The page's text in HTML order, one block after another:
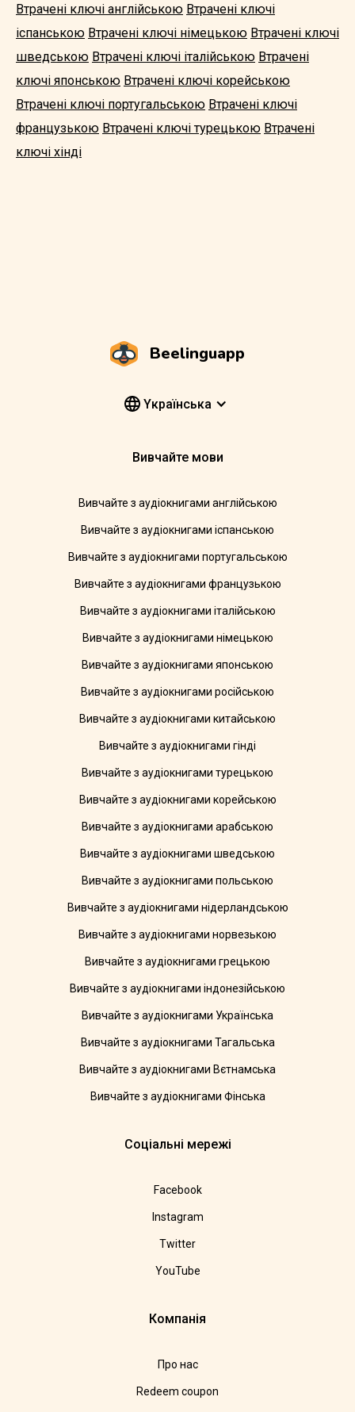
Втрачені ключі англійською Втрачені ключі
іспанською Втрачені ключі німецькою Втрачені ключі
шведською Втрачені ключі італійською Втрачені
ключі японською Втрачені ключі корейською
Втрачені ключі португальською Втрачені ключі
французькою Втрачені ключі турецькою Втрачені
ключі хінді
Beelinguapp
Yкраїнська
Вивчайте мови
Вивчайте з аудіокнигами англійською
Вивчайте з аудіокнигами іспанською
Вивчайте з аудіокнигами португальською
Вивчайте з аудіокнигами французькою
Вивчайте з аудіокнигами італійською
Вивчайте з аудіокнигами німецькою
Вивчайте з аудіокнигами японською
Вивчайте з аудіокнигами російською
Вивчайте з аудіокнигами китайською
Вивчайте з аудіокнигами гінді
Вивчайте з аудіокнигами турецькою
Вивчайте з аудіокнигами корейською
Вивчайте з аудіокнигами арабською
Вивчайте з аудіокнигами шведською
Вивчайте з аудіокнигами польською
Вивчайте з аудіокнигами нідерландською
Вивчайте з аудіокнигами норвезькою
Вивчайте з аудіокнигами грецькою
Вивчайте з аудіокнигами індонезійською
Вивчайте з аудіокнигами Українська
Вивчайте з аудіокнигами Тагальська
Вивчайте з аудіокнигами Вєтнамська
Вивчайте з аудіокнигами Фінська
Соціальні мережі
Facebook
Instagram
Twitter
YouTube
Компанія
Про нас
Redeem coupon